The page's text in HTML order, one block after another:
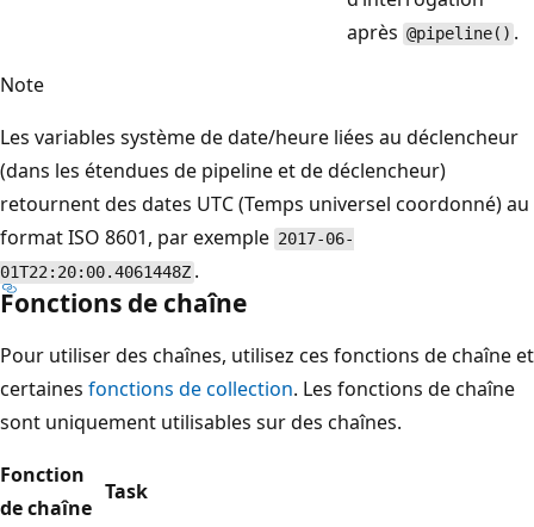
après @pipeline() .
Note
Les variables système de date/heure liées au déclencheur
(dans les étendues de pipeline et de déclencheur)
retournent des dates UTC (Temps universel coordonné) au
format ISO 8601, par exemple 2017-06-
01T22:20:00.4061448Z .
Fonctions de chaîne
Pour utiliser des chaînes, utilisez ces fonctions de chaîne et
certaines fonctions de collection. Les fonctions de chaîne
sont uniquement utilisables sur des chaînes.
Fonction
de chaîne
Task